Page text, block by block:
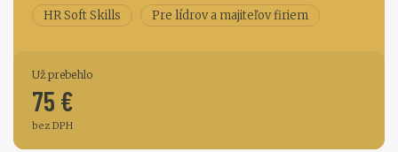
HR Soft Skills Pre lídrov a majiteľov firiem
Už prebehlo
75 €
bez DPH